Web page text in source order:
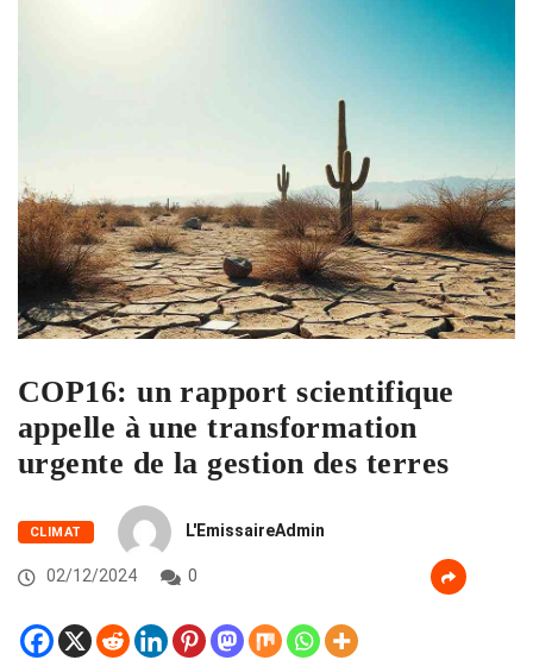
COP16: un rapport scientifique
appelle à une transformation
urgente de la gestion des terres
CLIMAT L'EmissaireAdmin
02/12/2024 0